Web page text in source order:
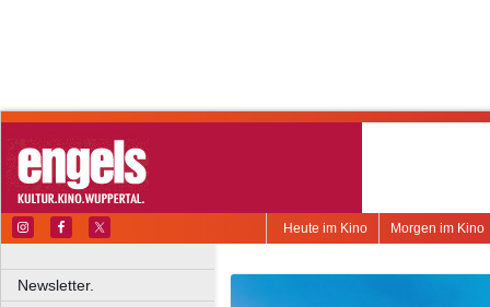
Morgen im Kino
Heute im Kino
Newsletter.